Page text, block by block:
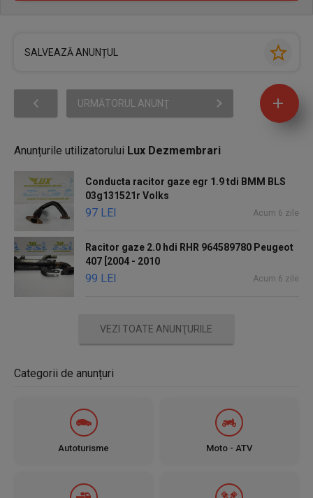
SALVEAZĂ ANUNȚUL
URMĂTORUL ANUNŢ
Anunțurile utilizatorului Lux Dezmembrari
Conducta racitor gaze egr 1.9 tdi BMM BLS
03g131521r Volks
97 LEI Acum 6 zile
Racitor gaze 2.0 hdi RHR 964589780 Peugeot
407 [2004 - 2010
99 LEI Acum 6 zile
VEZI TOATE ANUNŢURILE
Categorii de anunțuri
Autoturisme Moto - ATV